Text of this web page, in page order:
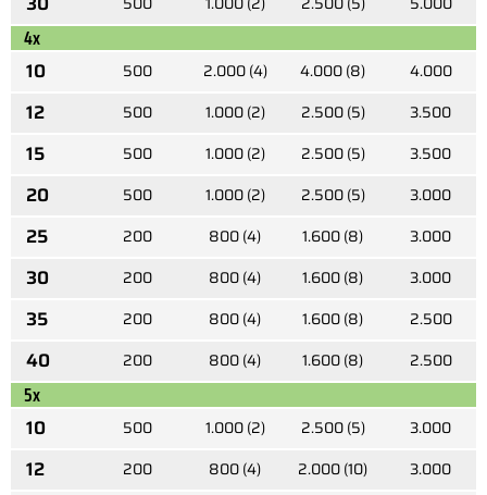
4x
10
500 2.000 (4) 4.000 (8) 4.000
12 500 1.000 (2) 2.500 (5) 3.500
15 500 1.000 (2) 2.500 (5) 3.500
20 500 1.000 (2) 2.500 (5) 3.000
25 200 800 (4) 1.600 (8) 3.000
30 200 800 (4) 1.600 (8) 3.000
35 200 800 (4) 1.600 (8) 2.500
40 200 800 (4) 1.600 (8) 2.500
5x
10
500 1.000 (2) 2.500 (5) 3.000
12 200 800 (4) 2.000 (10) 3.000